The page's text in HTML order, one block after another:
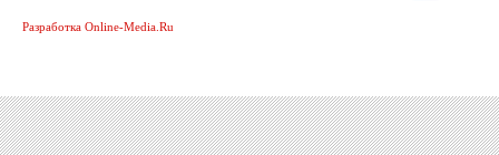
Разработка Online-Media.Ru